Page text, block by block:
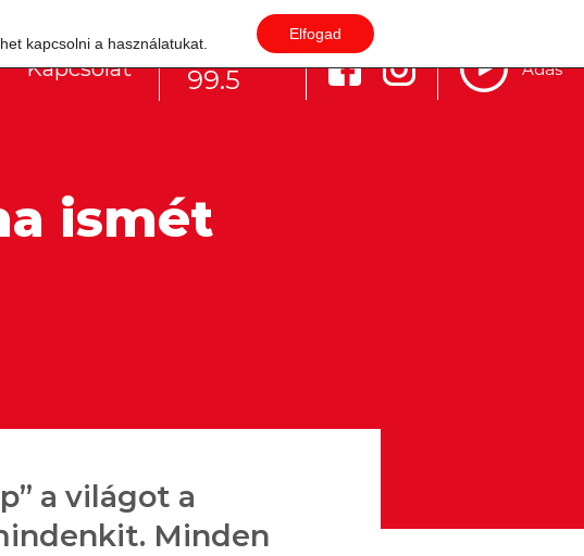
Kapcsolat 99.5 Adás
ismét
a világot a
Minden
kapcsolni a használatukat.
Elfogad